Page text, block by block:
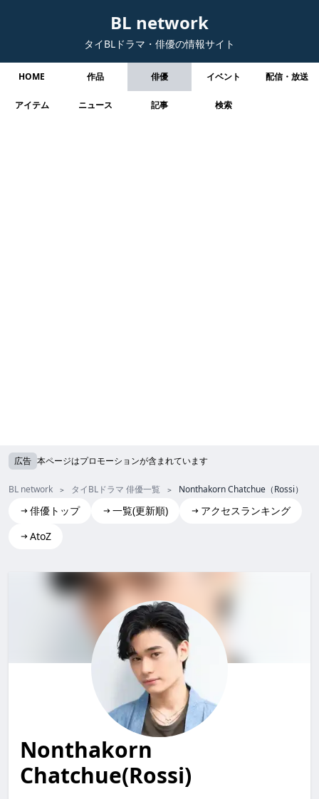
BL network
タイBLドラマ・俳優の情報サイト
HOME 作品 俳優 イベント 配信・放送
アイテム ニュース 記事 検索
広告 本ページはプロモーションが含まれています
BL network タイBLドラマ 俳優一覧 Nonthakorn Chatchue（Rossi）
俳優トップ 一覧(更新順)
アクセスランキング
AtoZ
Nonthakorn Chatchue(Rossi)
Nonthakorn
Chatchue(Rossi)